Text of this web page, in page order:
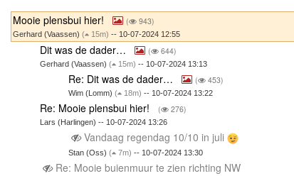
Mooie plensbui hier! ( 943)
Gerhard (Vaassen) ( 15m) -- 10-07-2024 12:55
Dit was de dader… ( 644)
Gerhard (Vaassen)( 15m) -- 10-07-2024 13:13
Re: Dit was de dader… ( 453)
Wim (Lomm) ( 18m) -- 10-07-2024 13:22
Re: Mooie plensbui hier! ( 276)
Lars (Harlingen) -- 10-07-2024 13:26
Vandaag regendag 10/10 in juli
Stan (Oss) ( 7m) -- 10-07-2024 13:30
Re: Mooie buienmuur te zien richting NW